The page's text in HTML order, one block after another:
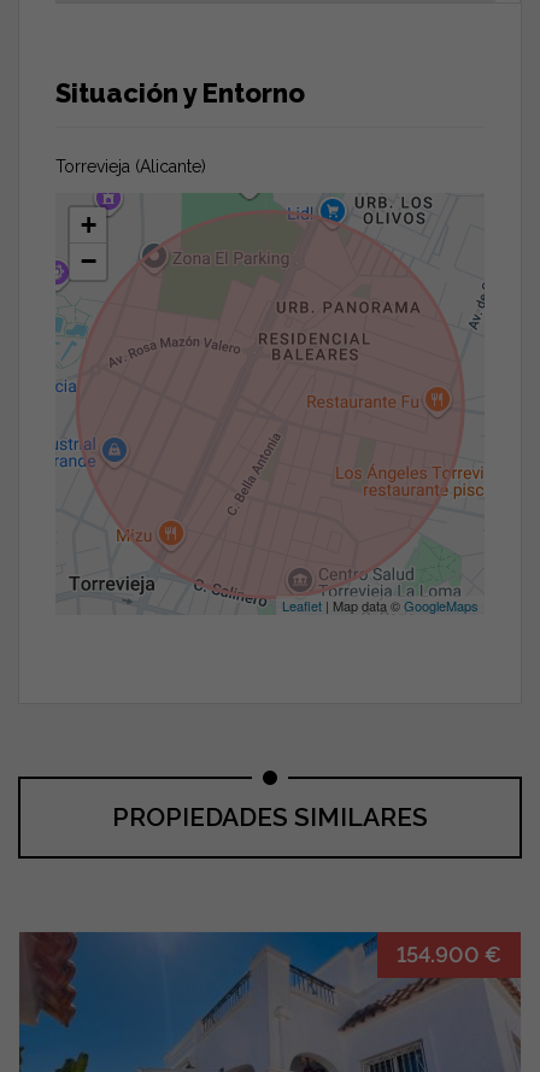
Situación y Entorno
Torrevieja (Alicante)
+
−
Leaflet | Map data ©GoogleMaps
PROPIEDADES SIMILARES
154.900 €